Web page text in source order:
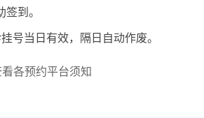
到。
号当日有效，隔日自动作废。
各预约平台须知